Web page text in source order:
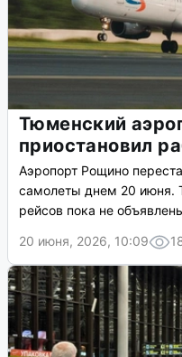
Тюменский
приостановил
Аэропорт Рощино
самолеты днем 20 июня.
рейсов пока не
20 июня, 2026, 10:09